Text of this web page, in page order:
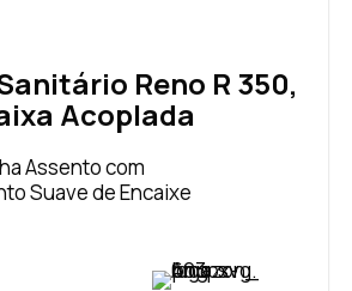
Reno R 350,
Acoplada
Assento com
Suave de Encaixe